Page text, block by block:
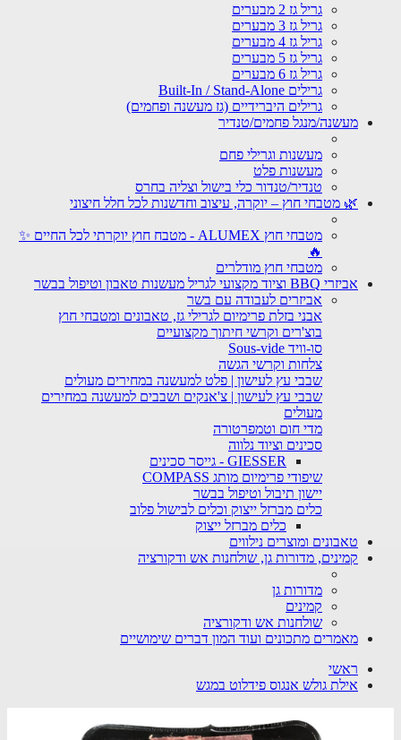
גריל גז 2 מבערים
גריל גז 3 מבערים
גריל גז 4 מבערים
גריל גז 5 מבערים
גריל גז 6 מבערים
גרילים Built-In / Stand-Alone
גרילים היברידיים (גז מעשנה ופחמים)
מעשנה/מנגל פחמים/טנדיר
מעשנות וגרילי פחם
מעשנות פלט
טנדיר/טנדור כלי בישול וצליה בחרס
🌿 מטבחי חוץ – יוקרה, עיצוב וחדשנות לכל חלל חיצוני
מטבחי חוץ ALUMEX - מטבח חוץ יוקרתי לכל החיים ✨
🔥
מטבחי חוץ מודלרים
אביזרי BBQ וציוד מקצועי לגריל מעשנות טאבון וטיפול בבשר
אביזרים לעבודה עם בשר
אבני בזלת פרימיום לגרילי גז, טאבונים ומטבחי חוץ
בוצ'רים וקרשי חיתוך מקצועיים
סו-וויד Sous-vide
צלחות וקרשי הגשה
שבבי עץ לעישון | פלט למעשנה במחירים מעולים
שבבי עץ לעישון | צ'אנקים ושבבים למעשנה במחירים
מעולים
מדי חום וטמפרטורה
סכינים וציוד נלווה
GIESSER - גייסר סכינים
שיפודי פרימיום מותג COMPASS
יישון תיבול וטיפול בבשר
כלים מברזל ייצוק וכלים לבישול פלוב
כלים מברזל ייצוק
טאבונים ומוצרים נילווים
קמינים, מדורות גן, שולחנות אש ודקורציה
מדורות גן
קמינים
שולחנות אש ודקורציה
מאמרים מתכונים ועוד המון דברים שימושיים
ראשי
אילת גולש אנגוס פידלוט במגש